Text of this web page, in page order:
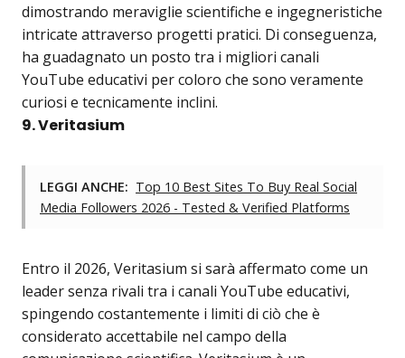
dimostrando meraviglie scientifiche e ingegneristiche
intricate attraverso progetti pratici. Di conseguenza,
ha guadagnato un posto tra i migliori canali
YouTube educativi per coloro che sono veramente
curiosi e tecnicamente inclini.
9. Veritasium
LEGGI ANCHE: Top 10 Best Sites To Buy Real Social
Media Followers 2026 - Tested & Verified Platforms
Entro il 2026, Veritasium si sarà affermato come un
leader senza rivali tra i canali YouTube educativi,
spingendo costantemente i limiti di ciò che è
considerato accettabile nel campo della